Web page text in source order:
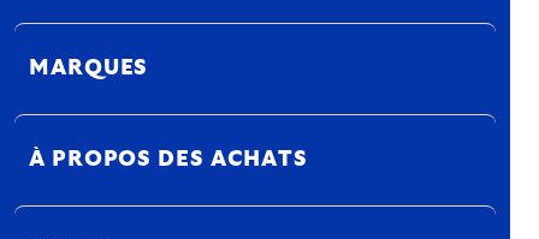
MARQUES
À PROPOS DES ACHATS